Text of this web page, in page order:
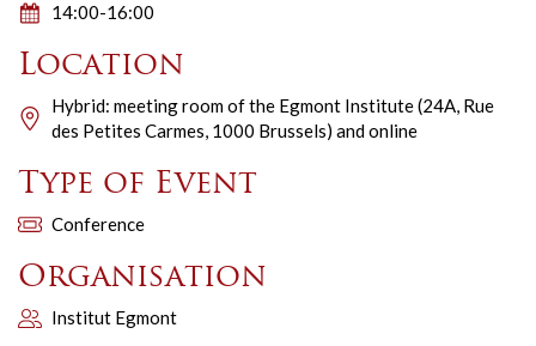
14:00-16:00
Location
Hybrid: meeting room of the Egmont Institute (24A, Rue
des Petites Carmes, 1000 Brussels) and online
Type of Event
Conference
Organisation
Institut Egmont